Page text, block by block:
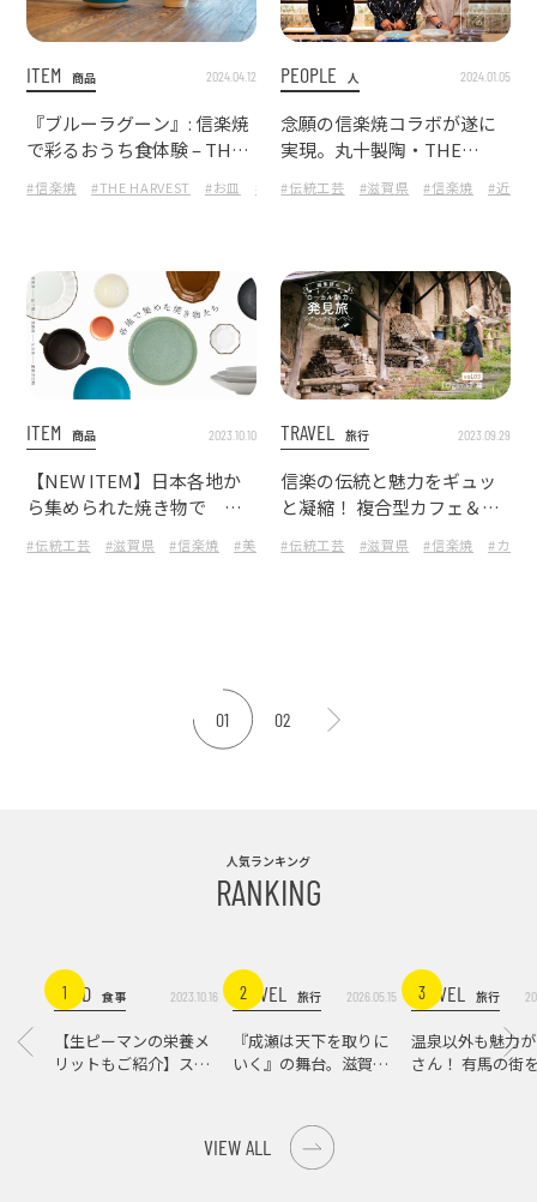
ITEM 商品 2024.04.12
『ブルーラグーン』: 信楽焼
で彩るおうち食体験 – THE
HARVESTの新作テーブルウ
ェア
#信楽焼 #THE HARVEST #お皿 #恵比寿 #器
PEOPLE 人 2024.01.05
念願の信楽焼コラボが遂に
実現。丸十製陶・THE
HARVESTとの合同報告会
#伝統工芸 #滋賀県 #信楽焼 #近畿
ITEM 商品 2023.10.10
【NEW ITEM】日本各地か
ら集められた焼き物で お
いしく楽しむ秋
#伝統工芸 #滋賀県 #信楽焼 #美濃焼 #益子焼 #岐阜県 #九谷焼 #肥前
TRAVEL 旅行 2023.09.29
信楽の伝統と魅力をギュッ
と凝縮！ 複合型カフェ＆シ
ョップ『Ogama』を訪ねる
#伝統工芸 #滋賀県 #信楽焼 #カフェ
01 02
人気ランキング
RANKING
1FOOD 食事 2023.10.16
【生ピーマンの栄養メ
リットもご紹介】スパ
2
TRAVEL 旅行 2026.05.15
『成瀬は天下を取りに
いく』の舞台。滋賀県
3
TRAVEL 旅行
温泉以外も魅力
さん！ 有馬の街
VIEW ALL